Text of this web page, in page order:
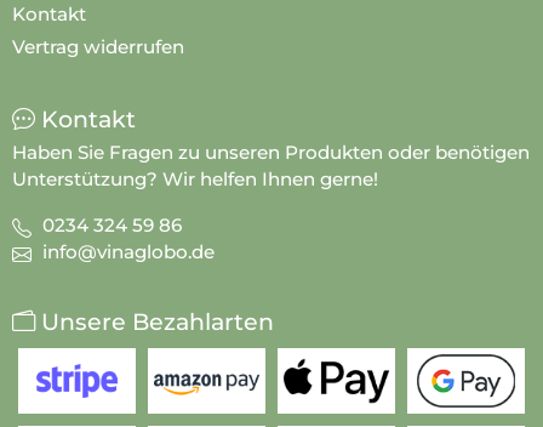
Kontakt
Vertrag widerrufen
Kontakt
Haben Sie Fragen zu unseren Produkten oder benötigen
Unterstützung? Wir helfen Ihnen gerne!
0234 324 59 86
info@vinaglobo.de
Unsere Bezahlarten